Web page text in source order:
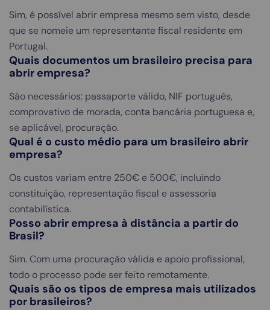
Sim, é possível abrir empresa mesmo sem visto, desde
que se nomeie um representante fiscal residente em
Portugal.
Quais documentos um brasileiro precisa para
abrir empresa?
São necessários: passaporte válido, NIF português,
comprovativo de morada, conta bancária portuguesa e,
se aplicável, procuração.
Qual é o custo médio para um brasileiro abrir
empresa?
Os custos variam entre 250€ e 500€, incluindo
constituição, representação fiscal e assessoria
contabilística.
Posso abrir empresa à distância a partir do
Brasil?
Sim. Com uma procuração válida e apoio profissional,
todo o processo pode ser feito remotamente.
Quais são os tipos de empresa mais utilizados
por brasileiros?